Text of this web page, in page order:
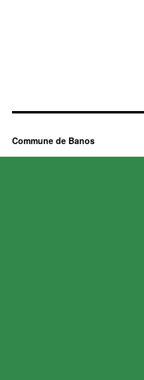
Commune de Banos